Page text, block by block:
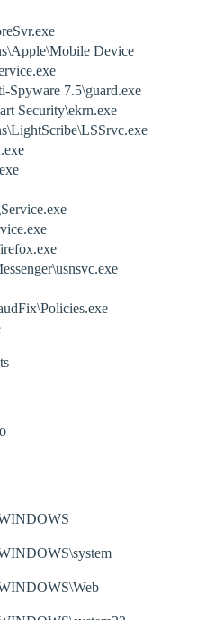
Device
Spyware 7.5\guard.exe
Security\ekrn.exe